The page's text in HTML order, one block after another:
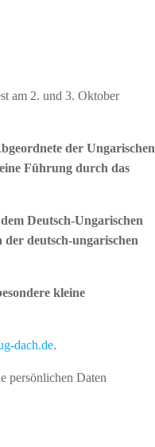
am 2. und 3. Oktober
der Ungarischen
Führung durch das
Deutsch-Ungarischen
deutsch-ungarischen
kleine
dach.de.
persönlichen Daten